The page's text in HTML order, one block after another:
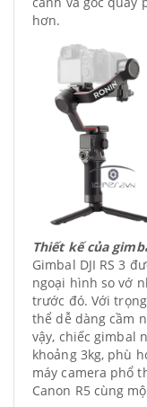
hơn.
Thiết kế của
Gimbal DJI RS 3
ngoại hình so vớ
trước đó. Với
thể dễ dàng cầm
vậy, chiếc gimbal
khoảng 3kg, phù
máy camera phổ
Canon R5 cùng